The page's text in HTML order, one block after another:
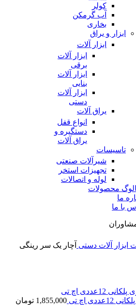
کولر
آب گرمکن
بخاری
ابزار و یراق
ابزار آلات
ابزار آلات
برقی
ابزار آلات
بنایی
ابزار آلات
دستی
یراق آلات
انواع قفل
دستگیره و
یراق آلات
تاسیسات
شیرآلات صنعتی
تجهیزات استخر
لوله و اتصالات
محصولات
ما
با ما
ابزار آلات دستی آچار یک سر رینگی
اچ تی 1,855,000 تومان